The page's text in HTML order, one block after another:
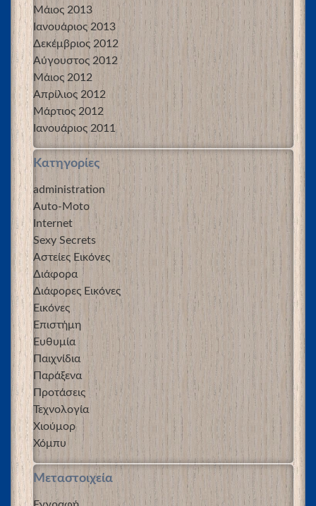
Μάιος 2013
Ιανουάριος 2013
Δεκέμβριος 2012
Αύγουστος 2012
Μάιος 2012
Απρίλιος 2012
Μάρτιος 2012
Ιανουάριος 2011
Kατηγορίες
administration
Auto-Moto
Internet
Sexy Secrets
Αστείες Εικόνες
Διάφορα
Διάφορες Εικόνες
Εικόνες
Επιστήμη
Ευθυμία
Παιχνίδια
Παράξενα
Προτάσεις
Τεχνολογία
Χιούμορ
Χόμπυ
Μεταστοιχεία